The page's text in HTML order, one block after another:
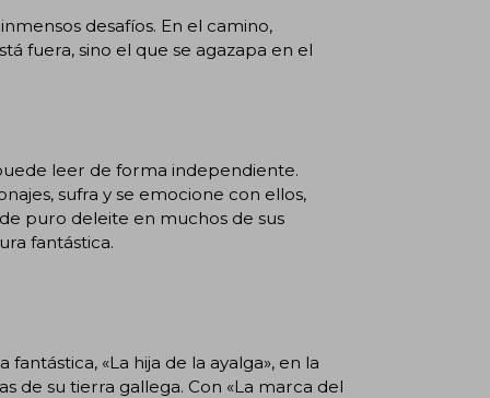
desafíos. En el camino,
fuera, sino el que se agazapa en el
leer de forma independiente.
sufra y se emocione con ellos,
puro deleite en muchos de sus
fantástica.
«La hija de la ayalga», en la
de su tierra gallega. Con «La marca del